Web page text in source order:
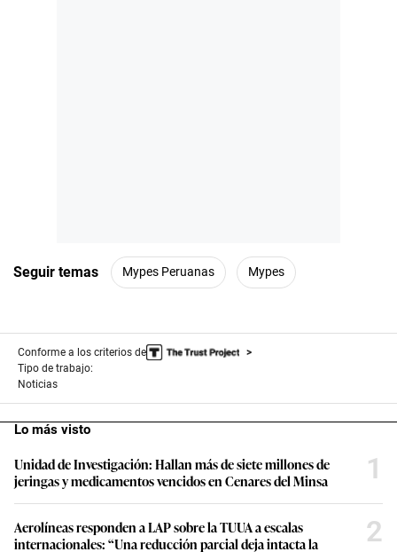
Seguir temas Mypes Peruanas Mypes
Conforme a los criterios de
Tipo de trabajo:
Noticias
Lo más visto
Unidad de Investigación: Hallan más de siete millones de
jeringas y medicamentos vencidos en Cenares del Minsa
1
Aerolíneas responden a LAP sobre la TUUA a escalas
internacionales: “Una reducción parcial deja intacta la
2